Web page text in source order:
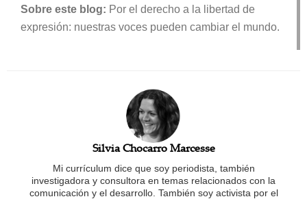
Sobre este blog: Por el derecho a la libertad de
expresión: nuestras voces pueden cambiar el mundo.
Silvia Chocarro Marcesse
Mi currículum dice que soy periodista, también
investigadora y consultora en temas relacionados con la
comunicación y el desarrollo. También soy activista por el